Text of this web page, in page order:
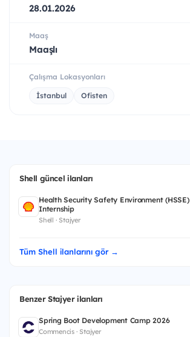
28.01.2026
Maaş
Maaşlı
Çalışma Lokasyonları
İstanbul Ofisten
Shell güncel ilanları
Health Security Safety Environment
Internship
Shell · Stajyer
Tüm Shell ilanlarını gör →
Benzer Stajyer ilanları
Spring Boot Development Camp 2026
Commencis · Stajyer